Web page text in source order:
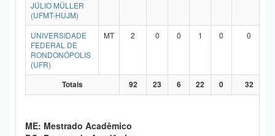
JÚLIO MÜLLER
(UFMT-HUJM)
UNIVERSIDADE
FEDERAL DE
RONDONÓPOLIS
(UFR)
MT 2 0 0 1 0 0
Totais 92 23 6 22 0 32
ME: Mestrado Acadêmico